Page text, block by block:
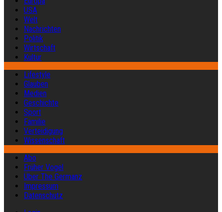
USA
Welt
Nachrichten
Politik
Wirtschaft
Kultur
Lifestyle
Glauben
Medien
Geschichte
Sport
Familie
Verteidigung
Wissenschaft
Abo
Früher Vogel
Über The Germanz
Impressum
Datenschutz